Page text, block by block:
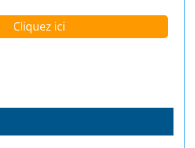
Cliquez ici